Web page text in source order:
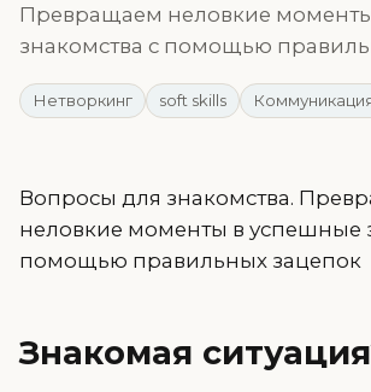
Превращаем неловкие
знакомства с помощью
Нетворкинг soft skills
Вопросы для знакомства.
неловкие моменты в успешные
помощью правильных зацепок
Знакомая